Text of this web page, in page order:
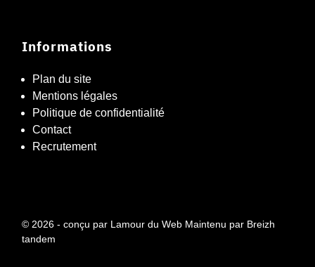
Informations
Plan du site
Mentions légales
Politique de confidentialité
Contact
Recrutement
© 2026 - conçu par Lamour du Web Maintenu par Breizh
tandem